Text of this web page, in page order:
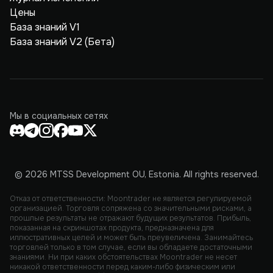
Цены
База знаний V1
База знаний V2 (Бета)
Мы в социальных сетях
© 2026 MTSS Development OU, Estonia. All rights reserved.
Отказ от ответственности: Moontrader не является регулируемой
организацией. Торговля сопряжена со значительными рисками, а
прошлые результаты не отражают будущих результатов. Прибыль,
показанная на скриншотах продукта, предназначена для
иллюстративных целей и может быть преувеличена. Занимайтесь
торговлей только в том случае, если вы обладаете достаточными
знаниями. Ни при каких обстоятельствах Moontrader не несет
никакой ответственности перед каким-либо физическим или